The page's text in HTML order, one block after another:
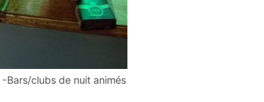
-Bars/clubs de nuit animés